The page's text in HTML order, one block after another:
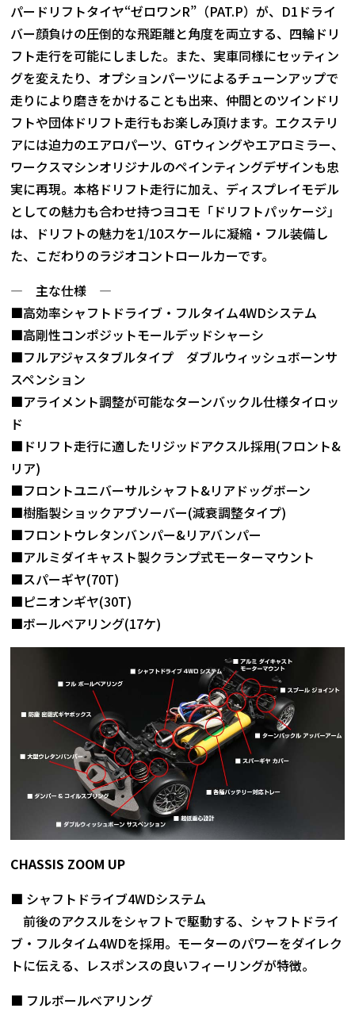
パードリフトタイヤ“ゼロワンR”（PAT.P）が、D1ドライ
バー顔負けの圧倒的な飛距離と角度を両立する、四輪ドリ
フト走行を可能にしました。また、実車同様にセッティン
グを変えたり、オプションパーツによるチューンアップで
走りにより磨きをかけることも出来、仲間とのツインドリ
フトや団体ドリフト走行もお楽しみ頂けます。エクステリ
アには迫力のエアロパーツ、GTウィングやエアロミラー、
ワークスマシンオリジナルのペインティングデザインも忠
実に再現。本格ドリフト走行に加え、ディスプレイモデル
としての魅力も合わせ持つヨコモ「ドリフトパッケージ」
は、ドリフトの魅力を1/10スケールに凝縮・フル装備し
た、こだわりのラジオコントロールカーです。
― 主な仕様 ―
■高効率シャフトドライブ・フルタイム4WDシステム
■高剛性コンポジットモールデッドシャーシ
■フルアジャスタブルタイプ ダブルウィッシュボーンサ
スペンション
■アライメント調整が可能なターンバックル仕様タイロッ
ド
■ドリフト走行に適したリジッドアクスル採用(フロント&
リア)
■フロントユニバーサルシャフト&リアドッグボーン
■樹脂製ショックアブソーバー(減衰調整タイプ)
■フロントウレタンバンパー&リアバンパー
■アルミダイキャスト製クランプ式モーターマウント
■スパーギヤ(70T)
■ピニオンギヤ(30T)
■ボールベアリング(17ケ)
CHASSIS ZOOM UP
■ シャフトドライブ4WDシステム
前後のアクスルをシャフトで駆動する、シャフトドライ
ブ・フルタイム4WDを採用。モーターのパワーをダイレク
トに伝える、レスポンスの良いフィーリングが特徴。
■ フルボールベアリング